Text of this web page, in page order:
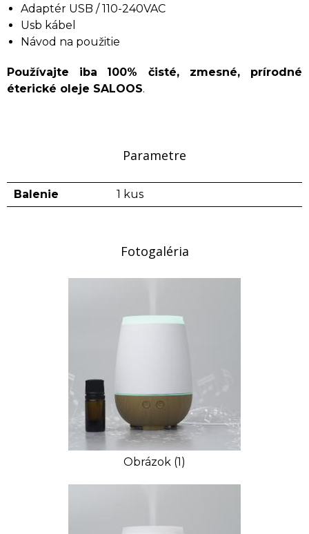
Adaptér USB / 110-240VAC
Usb kábel
Návod na použitie
Používajte iba
100% čisté, zmesné, prírodné
éterické oleje SALOOS.
Parametre
Balenie 1 kus
Fotogaléria
Obrázok (1)